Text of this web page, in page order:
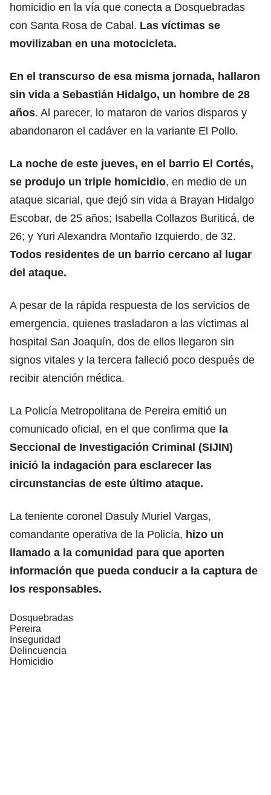
homicidio en la vía que conecta a Dosquebradas
con Santa Rosa de Cabal. Las víctimas se
movilizaban en una motocicleta.
En el transcurso de esa misma jornada, hallaron
sin vida a Sebastián Hidalgo, un hombre de 28
años. Al parecer, lo mataron de varios disparos y
abandonaron el cadáver en la variante El Pollo.
La noche de este jueves, en el barrio El Cortés,
se produjo un triple homicidio, en medio de un
ataque sicarial, que dejó sin vida a Brayan Hidalgo
Escobar, de 25 años; Isabella Collazos Buriticá, de
26; y Yuri Alexandra Montaño Izquierdo, de 32.
Todos residentes de un barrio cercano al lugar
del ataque.
A pesar de la rápida respuesta de los servicios de
emergencia, quienes trasladaron a las víctimas al
hospital San Joaquín, dos de ellos llegaron sin
signos vitales y la tercera falleció poco después de
recibir atención médica.
La Policía Metropolitana de Pereira emitió un
comunicado oficial, en el que confirma que la
Seccional de Investigación Criminal (SIJIN)
inició la indagación para esclarecer las
circunstancias de este último ataque.
La teniente coronel Dasuly Muriel Vargas,
comandante operativa de la Policía, hizo un
llamado a la comunidad para que aporten
información que pueda conducir a la captura de
los responsables.
Dosquebradas
Pereira
Inseguridad
Delincuencia
Homicidio